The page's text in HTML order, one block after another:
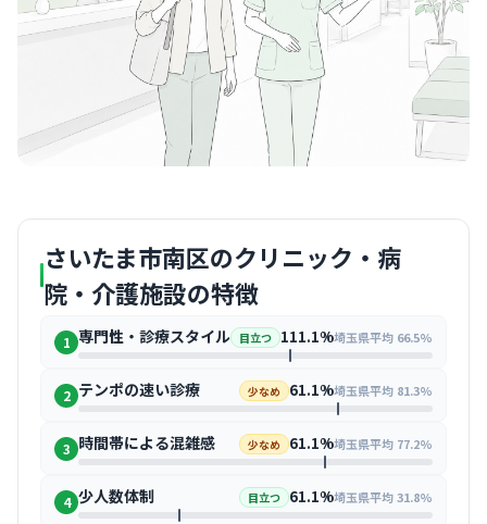
さいたま市南区のクリニック・病
院・介護施設の特徴
1 専門性・診療スタイル 目立つ 111.1%埼玉県平均 66.5%
2 テンポの速い診療 少なめ 61.1%埼玉県平均 81.3%
3 時間帯による混雑感 少なめ 61.1%埼玉県平均 77.2%
4 少人数体制 目立つ 61.1%埼玉県平均 31.8%